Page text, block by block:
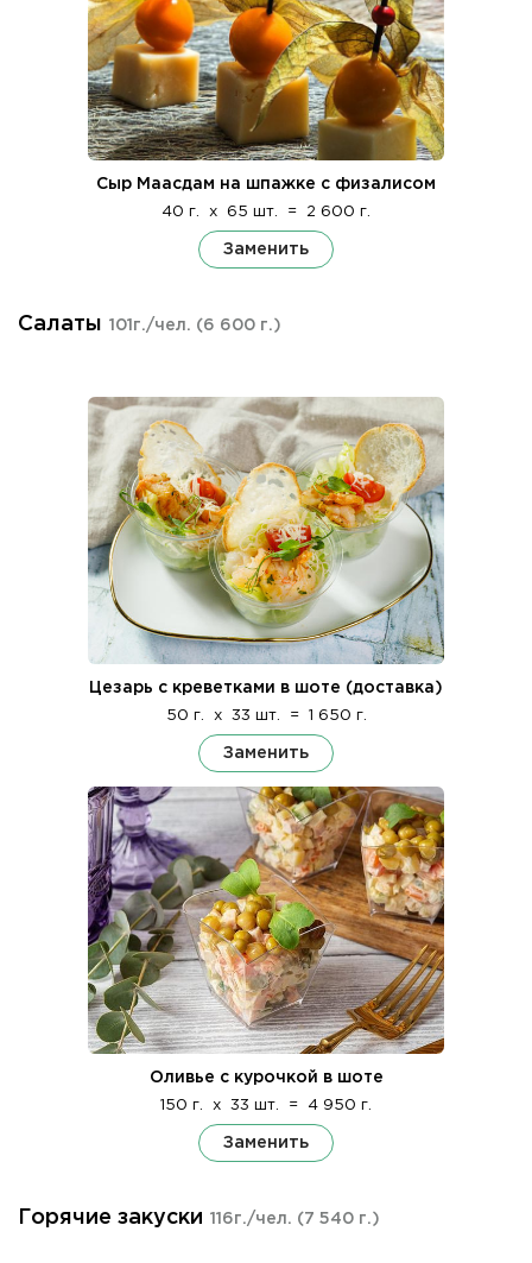
Сыр Маасдам на шпажке с физалисом
40 г. x 65 шт. = 2 600 г.
Заменить
Салаты 101г./чел. (6 600 г.)
Цезарь с креветками в шоте (доставка)
50 г. x 33 шт. = 1 650 г.
Заменить
Оливье с курочкой в шоте
150 г. x 33 шт. = 4 950 г.
Заменить
Горячие закуски 116г./чел. (7 540 г.)